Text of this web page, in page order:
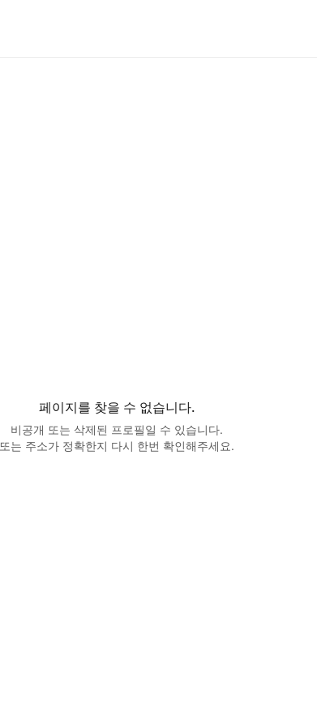
페이지를 찾을 수 없습니다.
비공개 또는 삭제된 프로필일 수 있습니다.
또는 주소가 정확한지 다시 한번 확인해주세요.